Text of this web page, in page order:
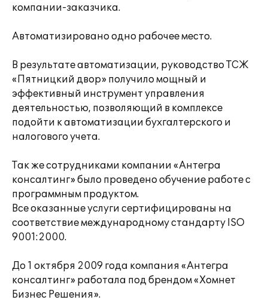
компании-заказчика.
Автоматизировано одно рабочее место.
В результате автоматизации, руководство ТСЖ
«Пятницкий двор» получило мощный и
эффективный инструмент управления
деятельностью, позволяющий в комплексе
подойти к автоматизации бухгалтерского и
налогового учета.
Так же сотрудниками компании «Антегра
консалтинг» было проведено обучение работе с
программным продуктом.
Все оказанные услуги сертифицированы на
соответствие международному стандарту ISO
9001:2000.
До 1 октября 2009 года компания «Антегра
консалтинг» работала под брендом «Хомнет
Бизнес Решения».